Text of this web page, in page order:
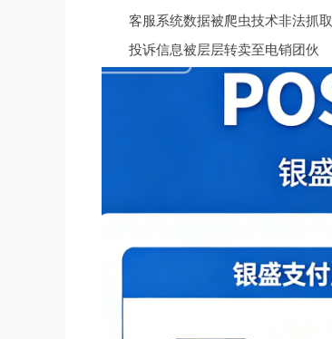
客服系统数据被爬虫技术非法抓取
投诉信息被层层转卖至电销团伙